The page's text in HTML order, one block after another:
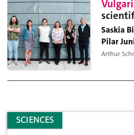
Saskia
Pilar
Arthur
SCIENCES